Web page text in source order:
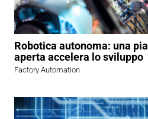
Robotica autonoma: una
aperta accelera lo sviluppo
Factory Automation